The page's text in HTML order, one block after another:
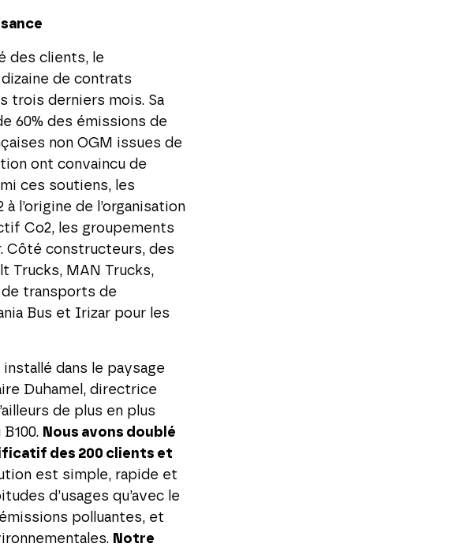
des clients, le
dizaine de contrats
trois derniers mois. Sa
60% des émissions de
non OGM issues de
ont convaincu de
ces soutiens, les
l’origine de l’organisation
Co2, les groupements
Côté constructeurs, des
Trucks, MAN Trucks,
de transports de
Bus et Irizar pour les
dans le paysage
Duhamel, directrice
de plus en plus
Nous avons doublé
des 200 clients et
est simple, rapide et
d’usages qu’avec le
polluantes, et
Notre